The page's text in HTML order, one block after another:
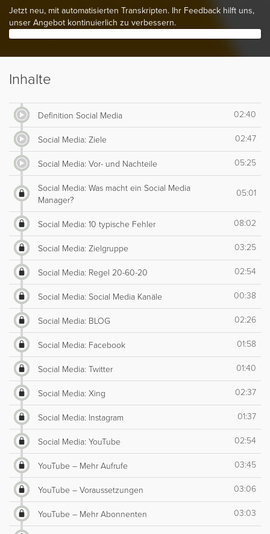
Jetzt neu, mit automatisierten Transkripten. Ihr Feedback hilft uns,
unser Angebot kontinuierlich zu verbessern.
Inhalte
Definition Social Media 02:40
Social Media: Ziele 02:47
Social Media: Vor- und Nachteile 05:25
Social Media: Was macht ein Social Media
Manager?
05:01
Social Media: 10 typische Fehler 08:02
Social Media: Zielgruppe 03:25
Social Media: Regel 20-60-20 02:54
Social Media: Social Media Kanäle 00:38
Social Media: BLOG 02:26
Social Media: Facebook 01:58
Social Media: Twitter 01:40
Social Media: Xing 02:37
Social Media: Instagram 01:37
Social Media: YouTube 02:54
YouTube – Mehr Aufrufe 03:45
YouTube – Voraussetzungen 03:06
YouTube – Mehr Abonnenten 03:03